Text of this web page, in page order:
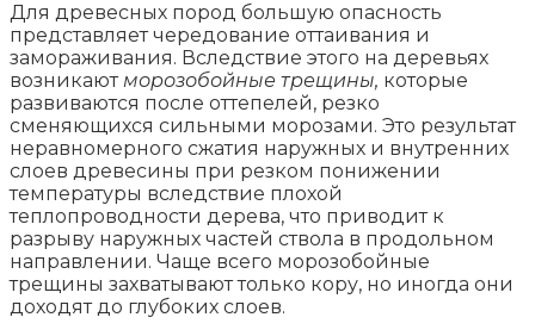
Для древесных пород большую опасность
представляет чередование оттаивания и
замораживания. Вследствие этого на деревьях
возникаютморозобойные трещины, которые
развиваются после оттепелей, резко
сменяющихся сильными морозами. Это результат
неравномерного сжатия наружных и внутренних
слоев древесины при резком понижении
температуры вследствие плохой
теплопроводности дерева, что приводит к
разрыву наружных частей ствола в продольном
направлении. Чаще всего морозобойные
трещины захватывают только кору, но иногда они
доходят до глубоких слоев.